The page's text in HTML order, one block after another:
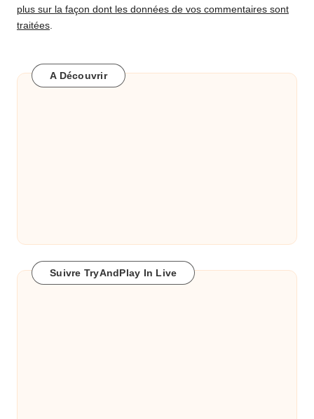
plus sur la façon dont les données de vos commentaires sont
traitées.
A Découvrir
Suivre TryAndPlay In Live